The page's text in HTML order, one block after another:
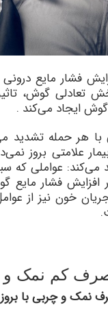
فشار مایع
تعادلی گوش،
گوش ایجاد می‌کند .
هر حمله تشدید
علامتی بروز
می‌کند: عواملی
فشار مایع
خون نیز از
مصرف کم ‌نمک
نمک و چربی با بروز